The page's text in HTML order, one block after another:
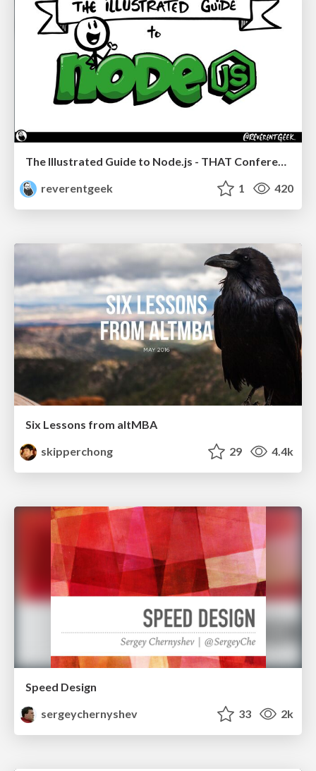
The Illustrated Guide to Node.js - THAT Conference 2024
reverentgeek
1 420
Six Lessons from altMBA
skipperchong
29 4.4k
Speed Design
sergeychernyshev
33 2k